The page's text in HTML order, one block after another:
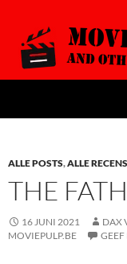
INHOUD
ALLE POSTS,ALLE
THE
16 JUNI 2021
DAX
MOVIEPULP.BE
GEEF